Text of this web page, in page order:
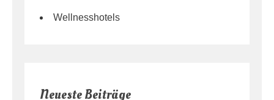
Wellnesshotels
Neueste Beiträge